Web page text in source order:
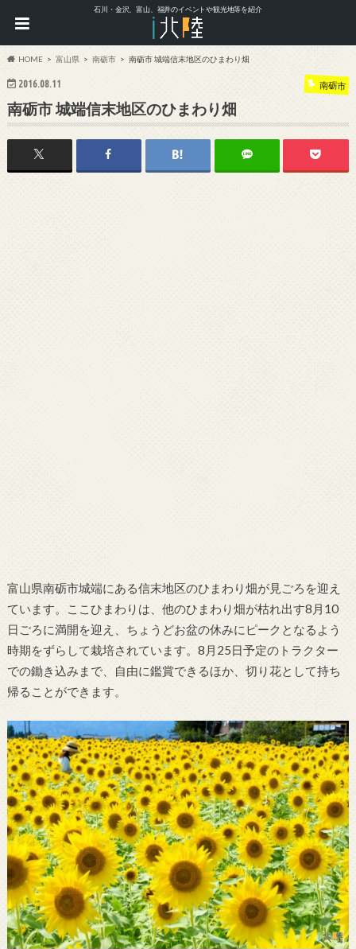
石川・金沢、富山、福井のイベントや観光地等を紹介
HOME 富山県 南砺市 南砺市 城端信末地区のひまわり畑
2016.08.11 南砺市
南砺市 城端信末地区のひまわり畑
富山県南砺市城端にある信末地区のひまわり畑が見ごろを迎え
ています。ここひまわりは、他のひまわり畑が枯れ出す8月10
日ごろに満開を迎え、ちょうどお盆の休みにピークとなるよう
時期をずらして栽培されています。8月25日予定のトラクター
での鋤き込みまで、自由に鑑賞できるほか、切り花として持ち
帰ることができます。